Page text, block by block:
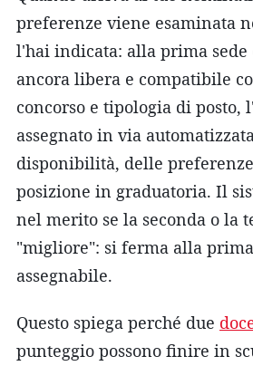
preferenze viene esaminata
l'hai indicata: alla prima sede
ancora libera e compatibile
concorso e tipologia di posto,
assegnato in via
disponibilità, delle
posizione in graduatoria. Il
nel merito se la seconda o la
"migliore": si ferma alla
assegnabile.
Questo spiega perché due
punteggio possono finire in